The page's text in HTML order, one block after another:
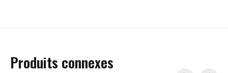
Produits connexes